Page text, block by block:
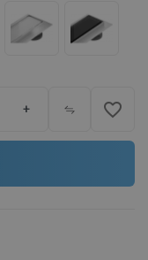
+ favorite_border